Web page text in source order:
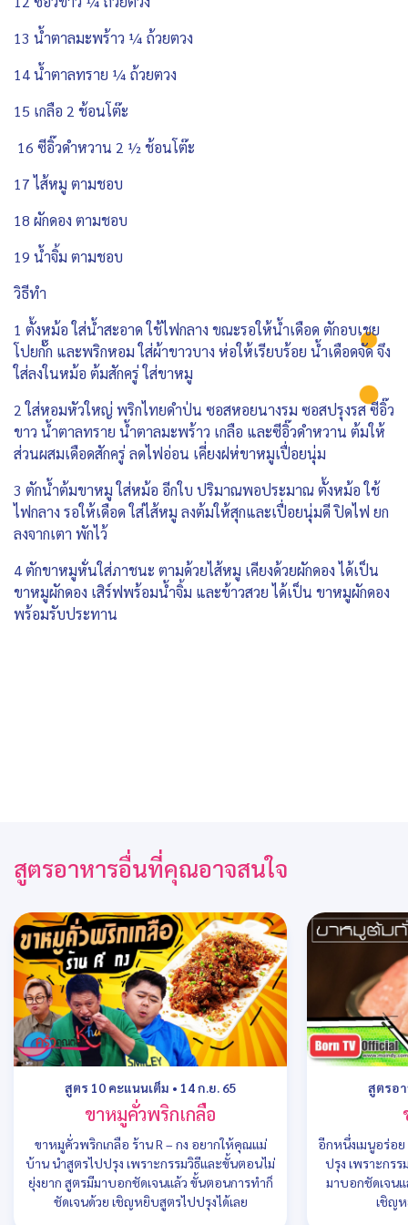
13 น้ำตาลมะพร้าว ¼ ถ้วยตวง
14 น้ำตาลทราย ¼ ถ้วยตวง
15 เกลือ 2 ช้อนโต๊ะ
16 ซีอิ๊วดำหวาน 2 ½ ช้อนโต๊ะ
17 ไส้หมู ตามชอบ
18 ผักดอง ตามชอบ
19 น้ำจิ้ม ตามชอบ
วิธีทำ
1 ตั้งหม้อ ใส่น้ำสะอาด ใช้ไฟกลาง ขณะรอให้น้ำเดือด ตักอบเชย
โปยกั๊ก และพริกหอม ใส่ผ้าขาวบาง ห่อให้เรียบร้อย น้ำเดือดจัด จึง
ใส่ลงในหม้อ ต้มสักครู่ ใส่ขาหมู
2 ใส่หอมหัวใหญ่ พริกไทยดำป่น ซอสหอยนางรม ซอสปรุงรส ซีอิ๊ว
ขาว น้ำตาลทราย น้ำตาลมะพร้าว เกลือ และซีอิ๊วดำหวาน ต้มให้
ส่วนผสมเดือดสักครู่ ลดไฟอ่อน เคี่ยงฝห่ขาหมูเปื่อยนุ่ม
3 ตักน้ำต้มขาหมู ใส่หม้อ อีกใบ ปริมาณพอประมาณ ตั้งหม้อ ใช้
ไฟกลาง รอให้เดือด ใส่ไส้หมู ลงต้มให้สุกและเปื่อยนุ่มดี ปิดไฟ ยก
ลงจากเตา พักไว้
4 ตักขาหมูหั่นใส่ภาชนะ ตามด้วยไส้หมู เคียงด้วยผักดอง ได้เป็น
ขาหมูผักดอง เสิร์ฟพร้อมน้ำจิ้ม และข้าวสวย ได้เป็น ขาหมูผักดอง
พร้อมรับประทาน
สูตรอาหารอื่นที่คุณอาจสนใจ
สูตร 10 คะแนนเต็ม • 14 ก.ย. 65
ขาหมูคั่วพริกเกลือ
ขาหมูคั่วพริกเกลือ ร้าน R – กง อยากให้คุณแม่
บ้าน นำสูตรไปปรุง เพราะกรรมวิธีและขั้นตอนไม่
ยุ่งยาก สูตรมีมาบอกชัดเจนแล้ว ขั้นตอนการทำก็
ชัดเจนด้วย เชิญหยิบสูตรไปปรุงได้เลย
สูตรอ
อีกหนึ่งเมนูอร่อ
ปรุง เพราะกร
มาบอกชัดเจน
เชิญห